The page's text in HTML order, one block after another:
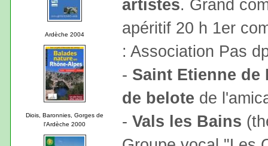
Ardèche 2004
Diois, Baronnies, Gorges de
l'Ardèche 2000
artistes. Grand
apéritif 20 h 1er
: Association Pas
- Saint Etienne
de belote de
- Vals les Bains